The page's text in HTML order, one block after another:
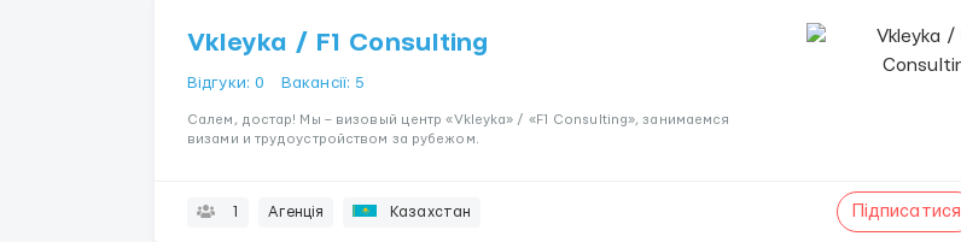
Vkleyka / F1 Consulting
Відгуки: 0 Вакансії: 5
Салем, достар! Мы – визовый центр «Vkleyka» / «F1 Consulting», занимаемся
визами и трудоустройством за рубежом.
1 Агенція Казахстан Підписатися